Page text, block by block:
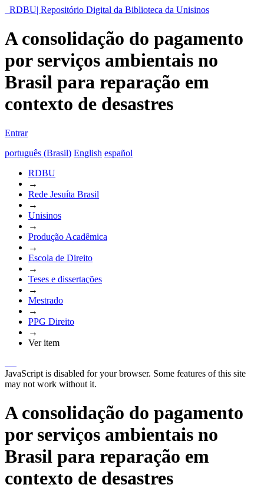
RDBU| Repositório Digital da Biblioteca da Unisinos
A consolidação do pagamento
por serviços ambientais no
Brasil para reparação em
contexto de desastres
Entrar
português (Brasil) English español
RDBU
→
Rede Jesuíta Brasil
→
Unisinos
→
Produção Acadêmica
→
Escola de Direito
→
Teses e dissertações
→
Mestrado
→
PPG Direito
→
Ver item
JavaScript is disabled for your browser. Some features of this site
may not work without it.
A consolidação do pagamento
por serviços ambientais no
Brasil para reparação em
contexto de desastres